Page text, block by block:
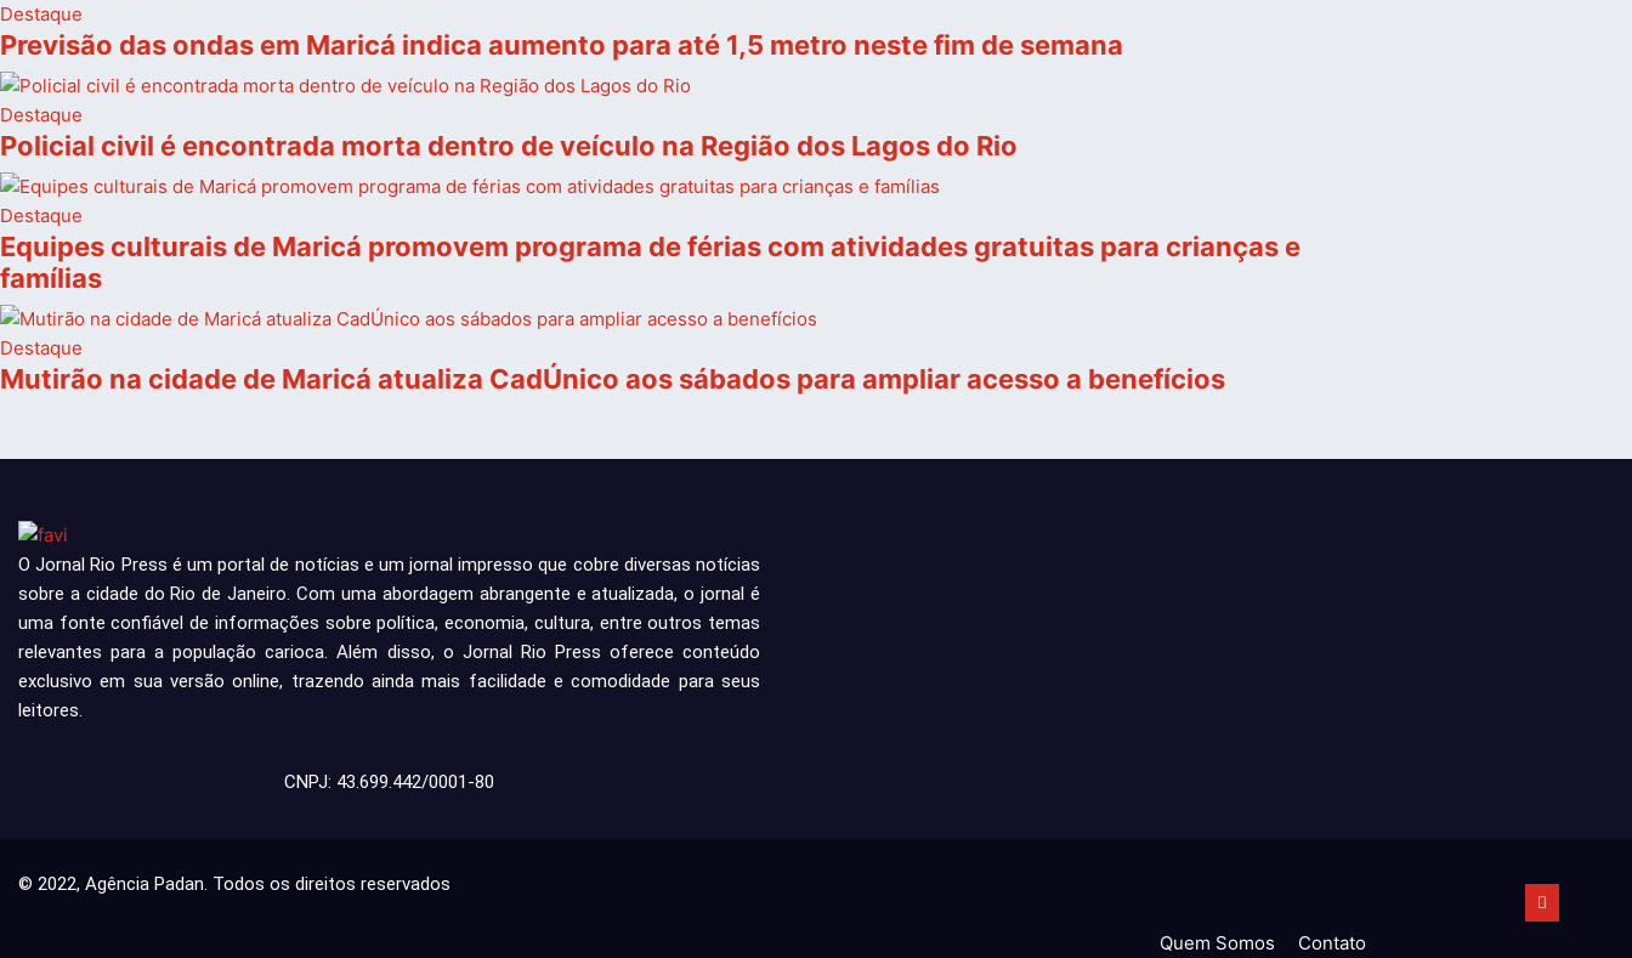
Destaque
Previsão das ondas em Maricá indica aumento para até 1,5 metro neste fim de semana
Destaque
Policial civil é encontrada morta dentro de veículo na Região dos Lagos do Rio
Destaque
Equipes culturais de Maricá promovem programa de férias com atividades gratuitas para crianças e
famílias
Destaque
Mutirão na cidade de Maricá atualiza CadÚnico aos sábados para ampliar acesso a benefícios
O Jornal Rio Press é um portal de notícias e um jornal impresso que cobre diversas notícias
sobre a cidade do Rio de Janeiro. Com uma abordagem abrangente e atualizada, o jornal é
uma fonte confiável de informações sobre política, economia, cultura, entre outros temas
relevantes para a população carioca. Além disso, o Jornal Rio Press oferece conteúdo
exclusivo em sua versão online, trazendo ainda mais facilidade e comodidade para seus
leitores.
CNPJ: 43.699.442/0001-80
© 2022, Agência Padan. Todos os direitos reservados
Quem Somos Contato